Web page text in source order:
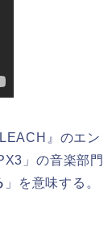
』のエン
」の音楽部門
」を意味する。